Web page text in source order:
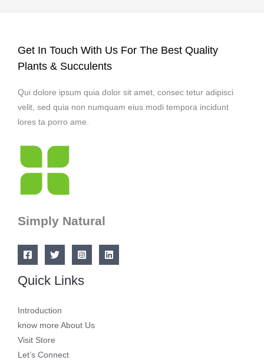
Get In Touch With Us For The Best Quality
Plants & Succulents
Qui dolore ipsum quia dolor sit amet, consec tetur adipisci
velit, sed quia non numquam eius modi tempora incidunt
lores ta porro ame.
Simply Natural
Quick Links
Introduction
know more About Us
Visit Store
Let’s Connect